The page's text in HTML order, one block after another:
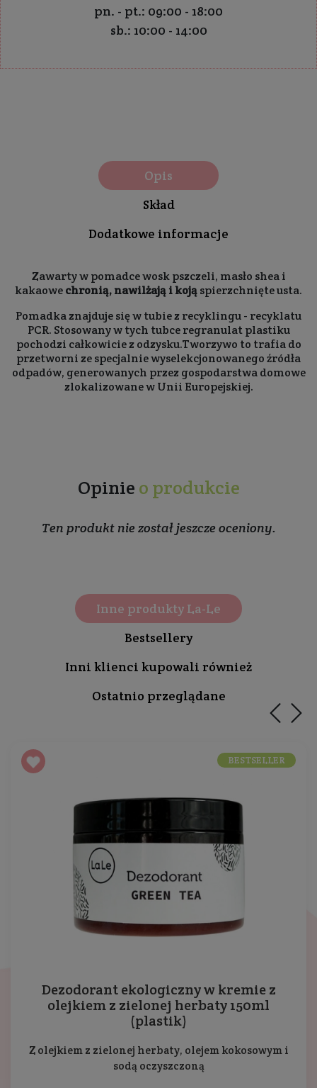
pn. - pt.: 09:00 - 18:00
sb.: 10:00 - 14:00
Opis
Skład
Dodatkowe informacje
Zawarty w pomadce wosk pszczeli, masło shea i
kakaowechronią, nawilżają i kojąspierzchnięte usta.
Pomadka znajduje się w tubie z recyklingu - recyklatu
PCR. Stosowany w tych tubce regranulat plastiku
pochodzi całkowicie z odzysku.Tworzywo to trafia do
przetworni ze specjalnie wyselekcjonowanego źródła
odpadów, generowanych przez gospodarstwa domowe
zlokalizowane w Unii Europejskiej.
Opinie o produkcie
Ten produkt nie został jeszcze oceniony.
Inne produkty La-Le
Bestsellery
Inni klienci kupowali również
Ostatnio przeglądane
Dezodorant ekologiczny w kremie z
olejkiem z zielonej herbaty 150ml
(plastik)
Z olejkiem z zielonej herbaty, olejem kokosowym i
sodą oczyszczoną
BESTSELLER